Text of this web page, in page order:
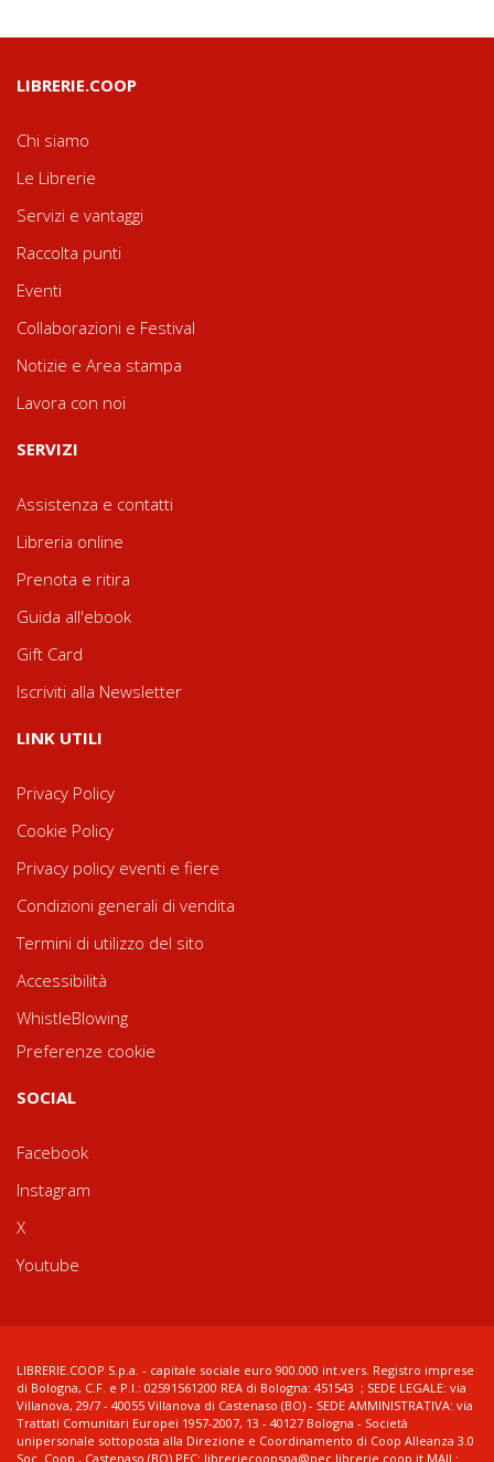
LIBRERIE.COOP
Chi siamo
Le Librerie
Servizi e vantaggi
Raccolta punti
Eventi
Collaborazioni e Festival
Notizie e Area stampa
Lavora con noi
SERVIZI
Assistenza e contatti
Libreria online
Prenota e ritira
Guida all'ebook
Gift Card
Iscriviti alla Newsletter
LINK UTILI
Privacy Policy
Cookie Policy
Privacy policy eventi e fiere
Condizioni generali di vendita
Termini di utilizzo del sito
Accessibilità
WhistleBlowing
Preferenze cookie
SOCIAL
Facebook
Instagram
X
Youtube
LIBRERIE.COOP S.p.a. - capitale sociale euro 900.000 int.vers. Registro imprese
di Bologna, C.F. e P.I.: 02591561200 REA di Bologna: 451543 ; SEDE LEGALE: via
Villanova, 29/7 - 40055 Villanova di Castenaso (BO) - SEDE AMMINISTRATIVA: via
Trattati Comunitari Europei 1957-2007, 13 - 40127 Bologna - Società
unipersonale sottoposta alla Direzione e Coordinamento di Coop Alleanza 3.0
Soc. Coop., Castenaso (BO) PEC: libreriecoopspa@pec.librerie.coop.it MAIL: